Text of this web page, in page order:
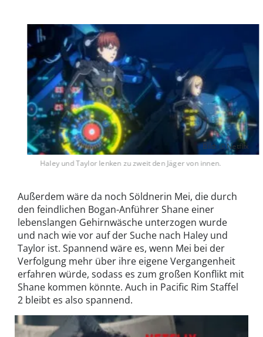
Haley und Taylor lenken zu zweit den Jäger von innen.
Bild: © Netflix
Außerdem wäre da noch Söldnerin Mei, die durch
den feindlichen Bogan-Anführer Shane einer
lebenslangen Gehirnwäsche unterzogen wurde
und nach wie vor auf der Suche nach Haley und
Taylor ist. Spannend wäre es, wenn Mei bei der
Verfolgung mehr über ihre eigene Vergangenheit
erfahren würde, sodass es zum großen Konflikt mit
Shane kommen könnte. Auch in Pacific Rim Staffel
2 bleibt es also spannend.